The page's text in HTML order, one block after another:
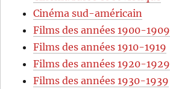
Cinéma sud-américain
Films des années 1900-1909
Films des années 1910-1919
Films des années 1920-1929
Films des années 1930-1939